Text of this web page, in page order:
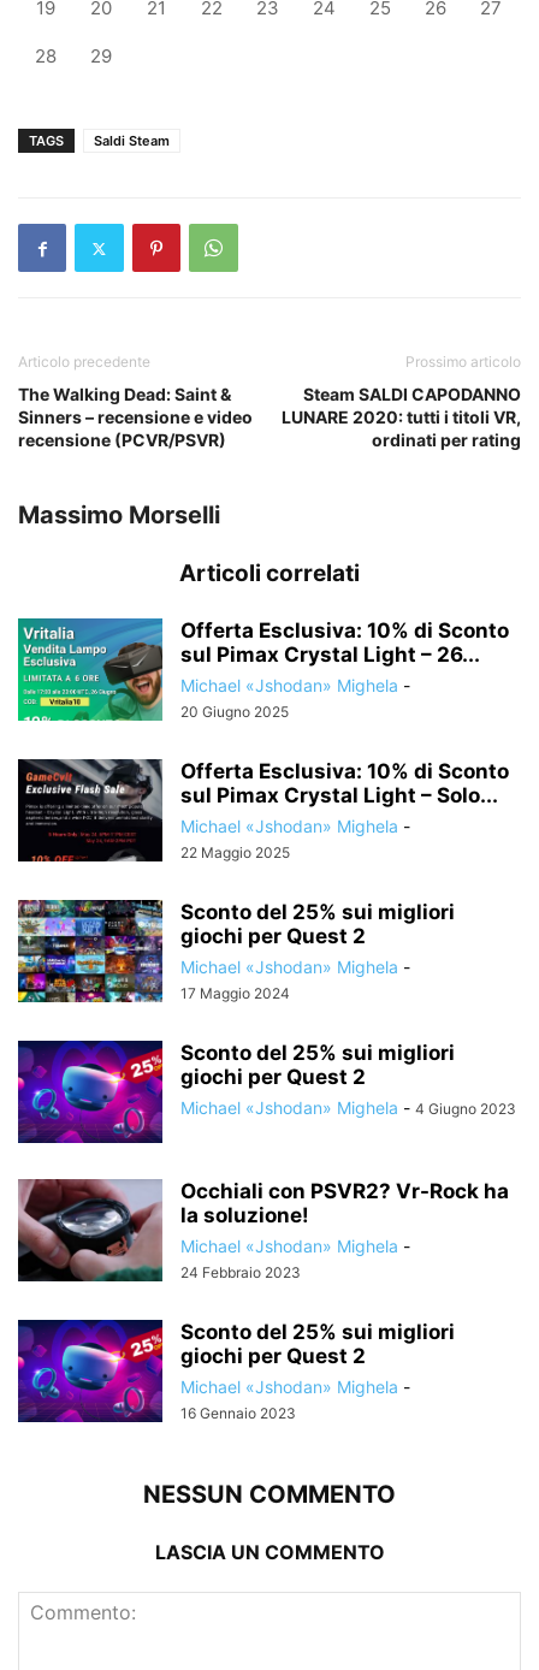
19 20 21 22 23 24 25 26 27
28 29
TAGS Saldi Steam
Articolo precedente
The Walking Dead: Saint &
Sinners – recensione e video
recensione (PCVR/PSVR)
Prossimo articolo
Steam SALDI CAPODANNO
LUNARE 2020: tutti i titoli VR,
ordinati per rating
Massimo Morselli
Articoli correlati
Offerta Esclusiva: 10% di Sconto
sul Pimax Crystal Light – 26...
Michael «Jshodan» Mighela -
20 Giugno 2025
Offerta Esclusiva: 10% di Sconto
sul Pimax Crystal Light – Solo...
Michael «Jshodan» Mighela -
22 Maggio 2025
Sconto del 25% sui migliori
giochi per Quest 2
Michael «Jshodan» Mighela -
17 Maggio 2024
Sconto del 25% sui migliori
giochi per Quest 2
Michael «Jshodan» Mighela - 4 Giugno 2023
Occhiali con PSVR2? Vr-Rock ha
la soluzione!
Michael «Jshodan» Mighela -
24 Febbraio 2023
Sconto del 25% sui migliori
giochi per Quest 2
Michael «Jshodan» Mighela -
16 Gennaio 2023
NESSUN COMMENTO
LASCIA UN COMMENTO